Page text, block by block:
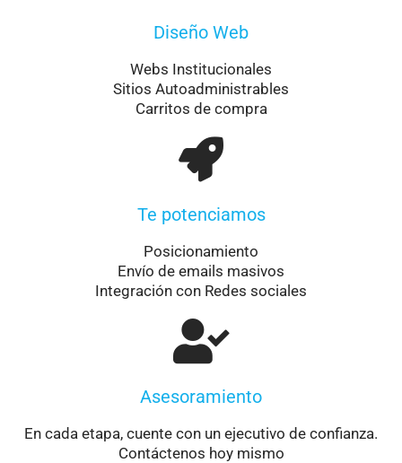
Diseño Web
Webs Institucionales
Sitios Autoadministrables
Carritos de compra
Te potenciamos
Posicionamiento
Envío de emails masivos
Integración con Redes sociales
Asesoramiento
En cada etapa, cuente con un ejecutivo de confianza.
Contáctenos hoy mismo